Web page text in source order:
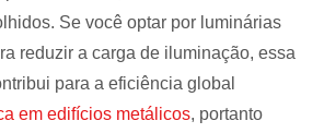
Se você optar por luminárias
reduzir a carga de iluminação, essa
para a eficiência global
em edifícios metálicos, portanto